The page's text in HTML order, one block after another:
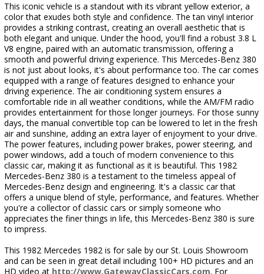
This iconic vehicle is a standout with its vibrant yellow exterior, a
color that exudes both style and confidence. The tan vinyl interior
provides a striking contrast, creating an overall aesthetic that is
both elegant and unique. Under the hood, you'll find a robust 3.8 L
V8 engine, paired with an automatic transmission, offering a
smooth and powerful driving experience. This Mercedes-Benz 380
is not just about looks, it's about performance too. The car comes
equipped with a range of features designed to enhance your
driving experience. The air conditioning system ensures a
comfortable ride in all weather conditions, while the AM/FM radio
provides entertainment for those longer journeys. For those sunny
days, the manual convertible top can be lowered to let in the fresh
air and sunshine, adding an extra layer of enjoyment to your drive.
The power features, including power brakes, power steering, and
power windows, add a touch of modern convenience to this
classic car, making it as functional as it is beautiful. This 1982
Mercedes-Benz 380 is a testament to the timeless appeal of
Mercedes-Benz design and engineering. It's a classic car that
offers a unique blend of style, performance, and features. Whether
you're a collector of classic cars or simply someone who
appreciates the finer things in life, this Mercedes-Benz 380 is sure
to impress.
This 1982 Mercedes 1982 is for sale by our St. Louis Showroom
and can be seen in great detail including 100+ HD pictures and an
HD video at http://www.GatewayClassicCars.com. For